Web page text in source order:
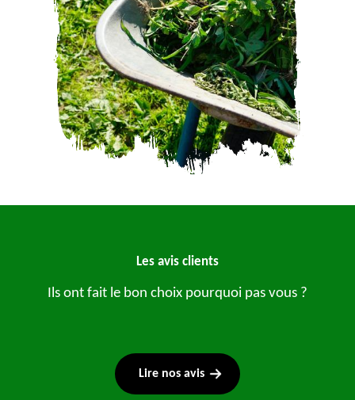
Les avis clients
Ils ont fait le bon choix pourquoi pas vous ?
Lire nos avis